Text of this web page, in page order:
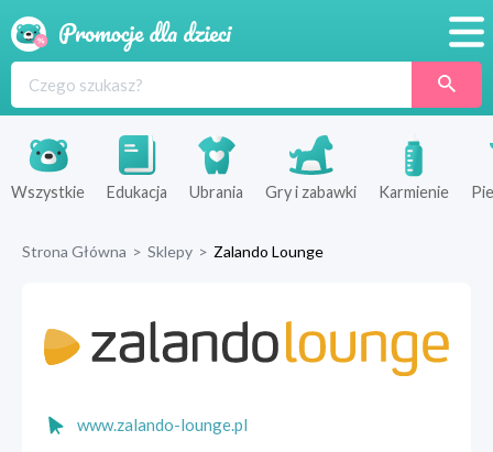
Produkty
Sklepy
Wszystkie Edukacja Ubrania Gry i zabawki Karmienie
Strona Główna > Sklepy > Zalando Lounge
www.zalando-lounge.pl